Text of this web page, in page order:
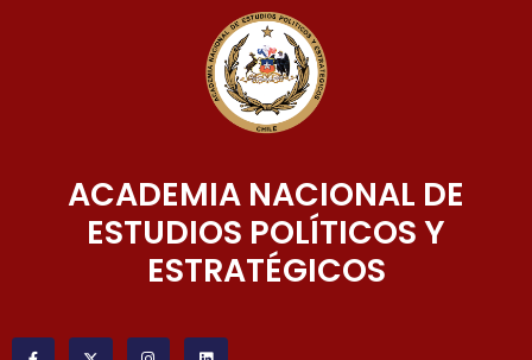
ACADEMIA NACIONAL DE
ESTUDIOS POLÍTICOS Y
ESTRATÉGICOS